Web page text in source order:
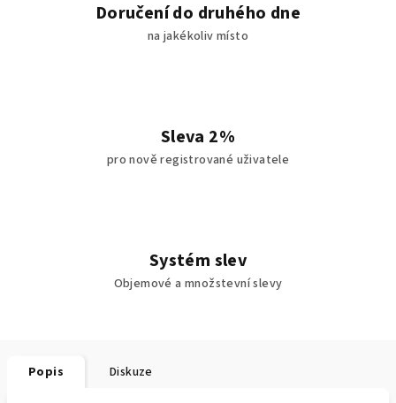
Doručení do druhého dne
na jakékoliv místo
Sleva 2%
pro nově registrované uživatele
Systém slev
Objemové a množstevní slevy
Popis Diskuze